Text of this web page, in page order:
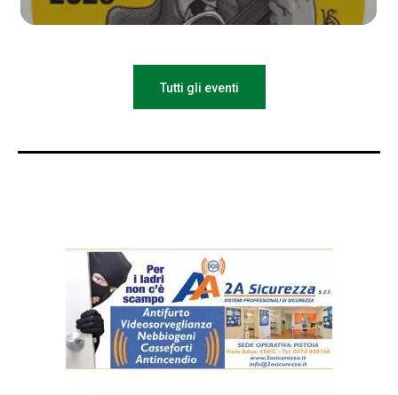
Tutti gli eventi